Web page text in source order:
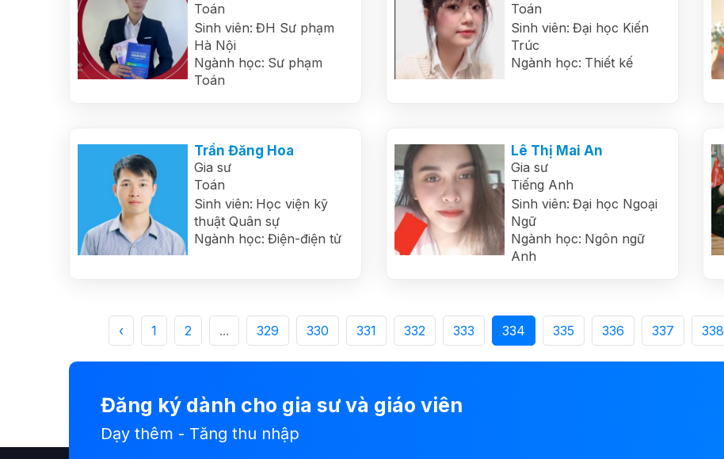
Toán
Sinh viên: ĐH Sư phạm
Hà Nội
Ngành học: Sư phạm
Toán
Toán
Sinh viên: Đại học Kiến
Trúc
Ngành học: Thiết kế
Trần Đăng Hoa
Gia sư
Toán
Sinh viên: Học viện kỹ
thuật Quân sự
Ngành học: Điện-điện tử
Lê Thị Mai An
Gia sư
Tiếng Anh
Sinh viên: Đại học Ngoại
Ngữ
Ngành học: Ngôn ngữ
Anh
‹ 1 2 ... 329 330 331 332 333 334 335 336 337 338
Đăng ký dành cho gia sư và giáo viên
Dạy thêm - Tăng thu nhập